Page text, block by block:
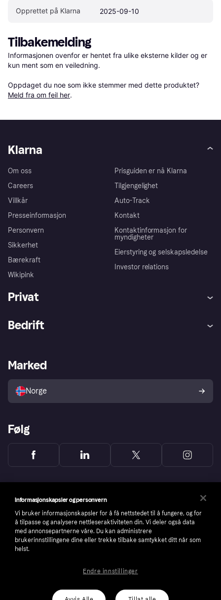
Opprettet på Klarna 2025-09-10
Tilbakemelding
Informasjonen ovenfor er hentet fra ulike eksterne kilder og er
kun ment som en veiledning.
Oppdaget du noe som ikke stemmer med dette produktet?
Meld fra om feil her.
Klarna
Om oss
Careers
Villkår
Presseinformasjon
Personvern
Sikkerhet
Bærekraft
Wikipink
Prisguiden er nå Klarna
Tilgjengelighet
Auto-Track
Kontakt
Kontaktinformasjon for
myndigheter
Eierstyring og selskapsledelse
Investor relations
Privat
Utforsk butikker
Bedrift
Merchant portal
Marked
Norge
Følg
number: 556737-0431
Informasjonskapsler og personvern
Vi bruker informasjonskapsler for å få nettstedet til å fungere, og for
å tilpasse og analysere nettleseraktiviteten din. Vi deler også data
med annonsepartnerne våre. Du kan administrere
brukerinnstillingene dine eller trekke tilbake samtykket ditt når som
helst.
Endre innstillinger